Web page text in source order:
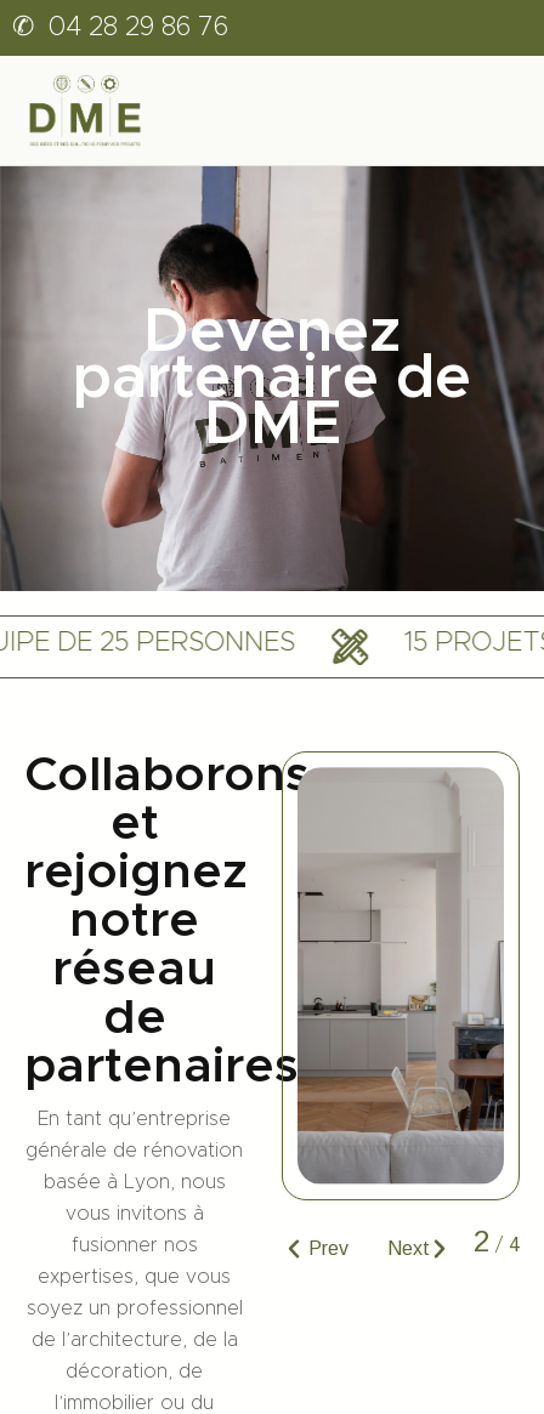
✆ 04 28 29 86 76
Devenez
partenaire de
DME
DE 25 PERSONNES 15 PROJETS
Collaborons
et
rejoignez
notre
réseau
de
partenaires.
En tant qu’entreprise
générale de rénovation
basée à Lyon, nous
vous invitons à
fusionner nos
expertises, que vous
soyez un professionnel
de l’architecture, de la
décoration, de
l’immobilier ou du
2 / 4